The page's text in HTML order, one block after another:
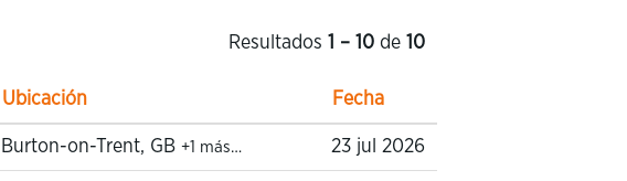
Resultados 1 – 10 de 10
Ubicación Fecha
Burton-on-Trent, GB +1 más… 23 jul 2026